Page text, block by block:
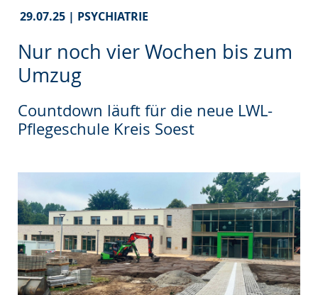
29.07.25 | PSYCHIATRIE
Nur noch vier Wochen bis zum
Umzug
Countdown läuft für die neue LWL-
Pflegeschule Kreis Soest
Leichten
Sprache
wechseln.
Audio-
Unterstützung.
Video
in
Deutscher
Gebärdensprache
wird
angezeigt.